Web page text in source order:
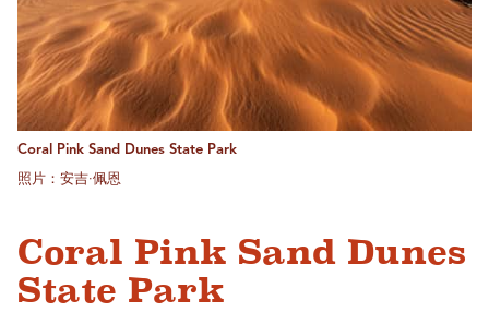
Coral Pink Sand Dunes State Park
照片：安吉·佩恩
Coral Pink Sand Dunes
State Park